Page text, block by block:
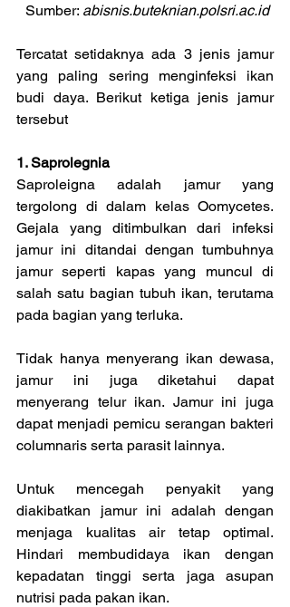
Sumber: abisnis.buteknian.polsri.ac.id
Tercatat setidaknya ada 3 jenis jamur
yang paling sering menginfeksi ikan
budi daya. Berikut ketiga jenis jamur
tersebut
1. Saprolegnia
Saproleigna adalah jamur yang
tergolong di dalam kelas Oomycetes.
Gejala yang ditimbulkan dari infeksi
jamur ini ditandai dengan tumbuhnya
jamur seperti kapas yang muncul di
salah satu bagian tubuh ikan, terutama
pada bagian yang terluka.
Tidak hanya menyerang ikan dewasa,
jamur ini juga diketahui dapat
menyerang telur ikan. Jamur ini juga
dapat menjadi pemicu serangan bakteri
columnaris serta parasit lainnya.
Untuk mencegah penyakit yang
diakibatkan jamur ini adalah dengan
menjaga kualitas air tetap optimal.
Hindari membudidaya ikan dengan
kepadatan tinggi serta jaga asupan
nutrisi pada pakan ikan.